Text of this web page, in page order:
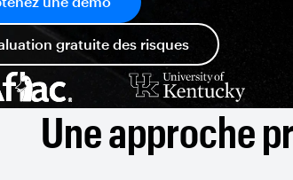
gratuite des risques
Une approche